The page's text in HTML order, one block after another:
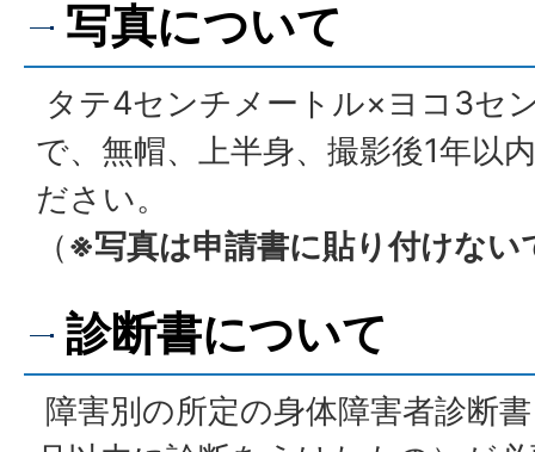
写真について
タテ4センチメートル×ヨコ3セ
で、無帽、上半身、撮影後1年以
ださい。
（※写真は申請書に貼り付けない
診断書について
障害別の所定の身体障害者診断